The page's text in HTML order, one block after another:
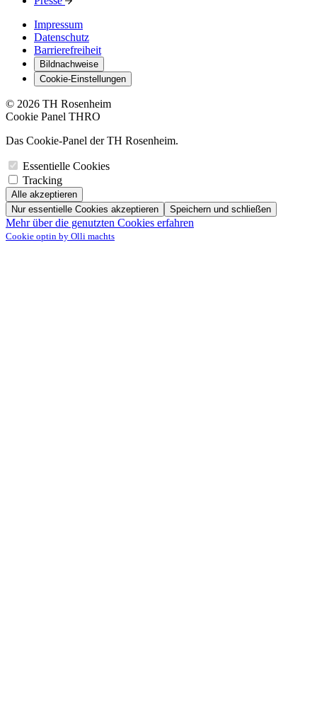
Impressum
Datenschutz
Barrierefreiheit
Bildnachweise
Cookie-Einstellungen
© 2026 TH Rosenheim
Cookie Panel THRO
Das Cookie-Panel der TH Rosenheim.
Essentielle Cookies
Tracking
Alle akzeptieren
Nur essentielle Cookies akzeptieren
Speichern und schließen
Mehr über die genutzten Cookies erfahren
Cookie optin by Olli machts